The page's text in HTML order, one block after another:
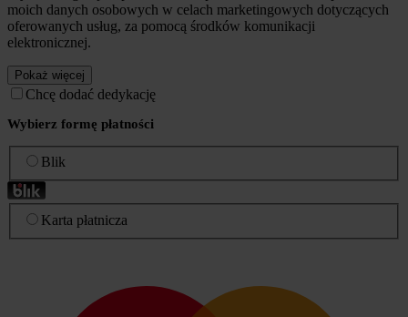
moich danych osobowych w celach marketingowych dotyczących
oferowanych usług, za pomocą środków komunikacji
elektronicznej.
Pokaż więcej
Chcę dodać dedykację
Wybierz formę płatności
Blik
Karta płatnicza